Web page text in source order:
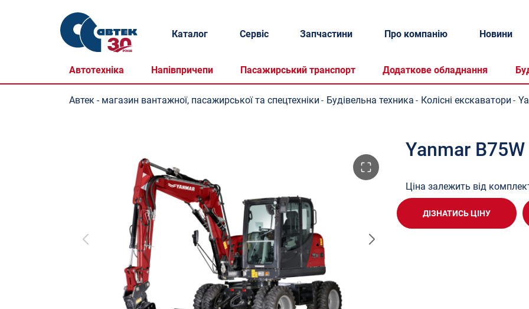
Каталог
Автотехніка Напівпричепи Пасажирський транспорт Додаткове обладнання
Сервіс Запчастини Про компанію Новини
Автек - магазин вантажної, пасажирської та спецтехніки - Будівельна техника - Колісні екскаватори -
Yanmar B75W
Ціна залежить від
ДІЗНАТИСЬ ЦІНУ